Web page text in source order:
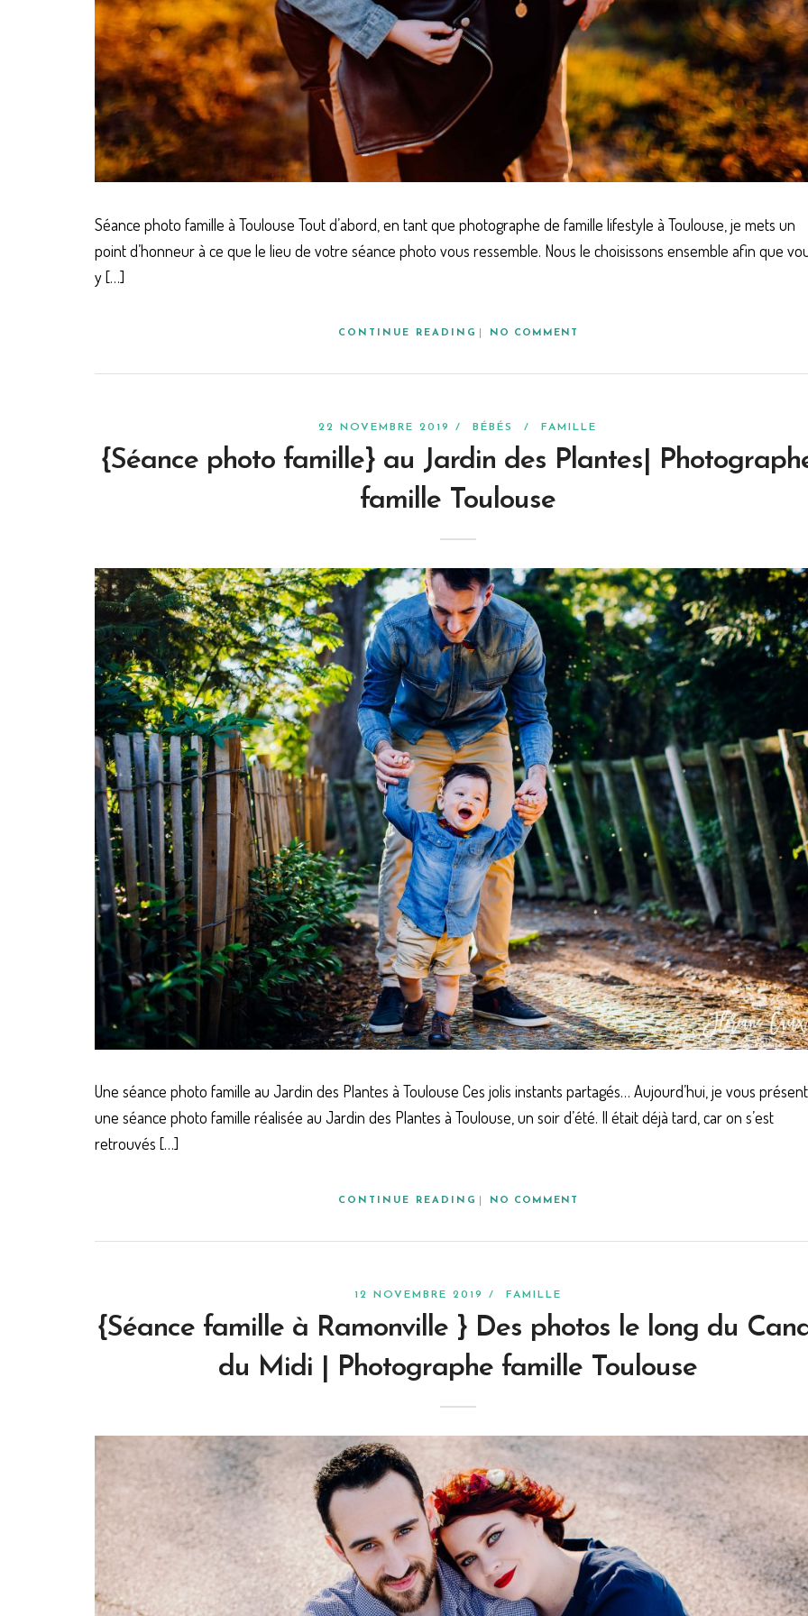
Séance photo famille à Toulouse Tout d’abord, en tant que photographe de famille lifestyle à Toulouse, je mets un
point d’honneur à ce que le lieu de votre séance photo vous ressemble. Nous le choisissons ensemble afin que
y […]
CONTINUE READING NO COMMENT
22 NOVEMBRE 2019 / BÉBÉS / FAMILLE
{Séance photo famille} au Jardin des Plantes|
famille Toulouse
Une séance photo famille au Jardin des Plantes à Toulouse Ces jolis instants partagés… Aujourd’hui, je vous
une séance photo famille réalisée au Jardin des Plantes à Toulouse, un soir d’été. Il était déjà tard, car on s’est
retrouvés […]
CONTINUE READING NO COMMENT
12 NOVEMBRE 2019 / FAMILLE
{Séance famille à Ramonville } Des photos le long du
du Midi | Photographe famille Toulouse